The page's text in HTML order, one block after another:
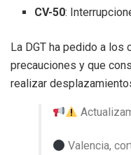
CV-50:
La DGT ha pedido a
precauciones y que
realizar
Valencia,